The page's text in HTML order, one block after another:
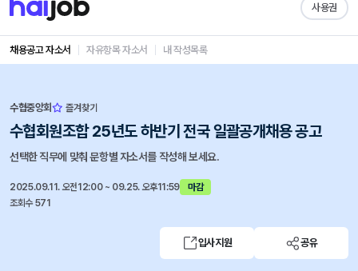
사용권
채용공고 자소서 자유항목 자소서 내 작성목록
수협중앙회 즐겨찾기
수협회원조합 25년도 하반기 전국 일괄공개채용 공고
선택한 직무에 맞춰 문항별 자소서를 작성해 보세요.
2025.09.11. 오전12:00 ~ 09.25. 오후11:59
마감
조회수 571
입사지원 공유